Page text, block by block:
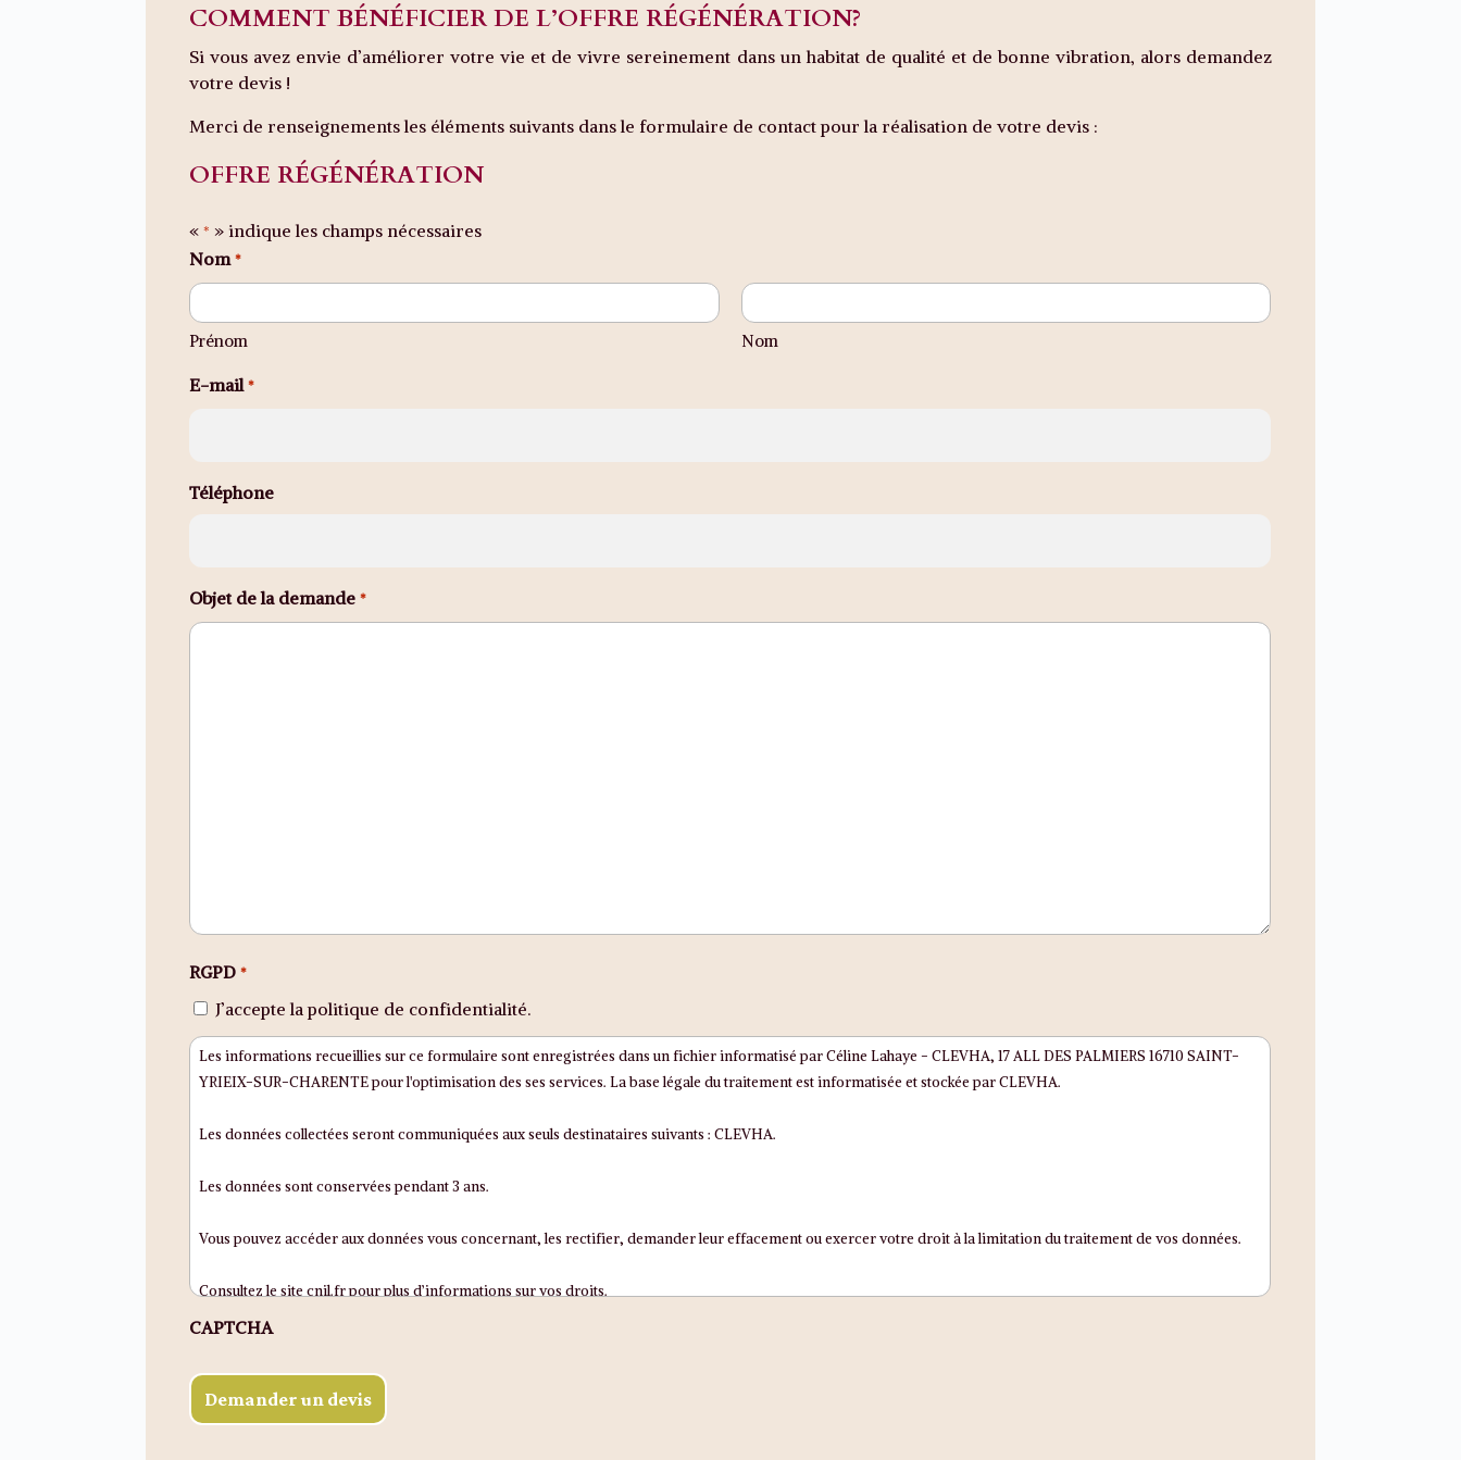
COMMENT BÉNÉFICIER DE L’OFFRE RÉGÉNÉRATION?
Si vous avez envie d’améliorer votre vie et de vivre sereinement dans un habitat de qualité et de bonne vibration, alors demandez
votre devis !
Merci de renseignements les éléments suivants dans le formulaire de contact pour la réalisation de votre devis :
OFFRE RÉGÉNÉRATION
«* » indique les champs nécessaires
Nom *
Prénom Nom
E-mail *
Téléphone
Objet de la demande *
RGPD *
J’accepte la politique de confidentialité.
Les informations recueillies sur ce formulaire sont enregistrées dans un fichier informatisé par Céline Lahaye - CLEVHA, 17 ALL DES PALMIERS 16710 SAINT-
YRIEIX-SUR-CHARENTE pour l'optimisation des ses services. La base légale du traitement est informatisée et stockée par CLEVHA.
Les données collectées seront communiquées aux seuls destinataires suivants : CLEVHA.
Les données sont conservées pendant 3 ans.
Vous pouvez accéder aux données vous concernant, les rectifier, demander leur effacement ou exercer votre droit à la limitation du traitement de vos données.
Consultez le site cnil.fr pour plus d’informations sur vos droits.
Si vous estimez, après nous avoir contactés, que vos droits « Informatique et Libertés » ne sont pas respectés, vous pouvez adresser une réclamation à la CNIL.
CAPTCHA